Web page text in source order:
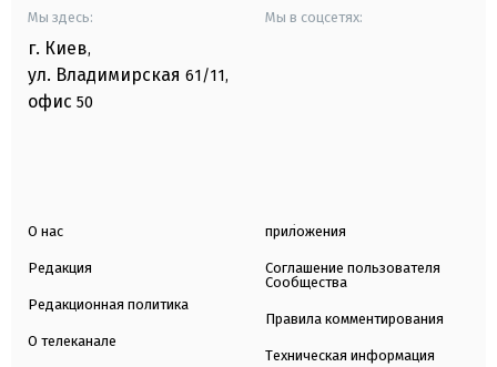
Мы здесь:
г. Киев,
ул. Владимирская 61/11,
офис 50
Мы в соцсетях:
О нас
Редакция
Редакционная политика
О телеканале
приложения
Соглашение пользователя
Сообщества
Правила комментирования
Техническая информация